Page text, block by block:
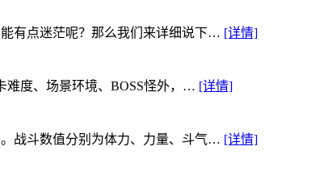
有点迷茫呢？那么我们来详细说下… [详情]
难度、场景环境、BOSS怪外，… [详情]
战斗数值分别为体力、力量、斗气… [详情]